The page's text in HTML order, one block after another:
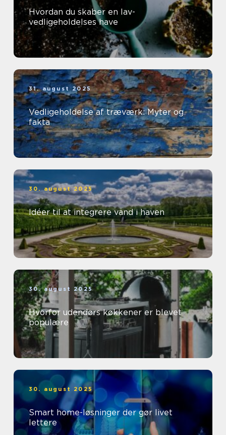
Hvordan du skaber en lav-
vedligeholdelses have
31. august 2025
Vedligeholdelse af træværk: Myter og
fakta
30. august 2025
Idéer til at integrere vand i haven
30. august 2025
Hvorfor udendørs køkkener er blevet
populære
30. august 2025
Smart home-løsninger der gør livet
lettere